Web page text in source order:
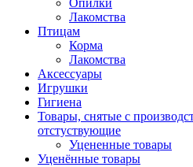
Опилки
Лакомства
Птицам
Корма
Лакомства
Аксессуары
Игрушки
Гигиена
Товары, снятые с
отстуствующие
Уцененные товары
Уценённые товары